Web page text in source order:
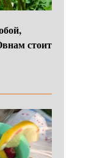
стоит